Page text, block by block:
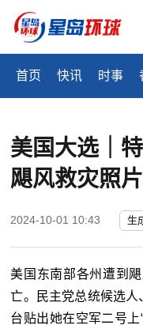
首页 快讯 时事
美国大选｜
飓风救灾照
2024-10-01 10:43 生
美国东南部各州遭到
亡。民主党总统候选
台贴出她在空军二号